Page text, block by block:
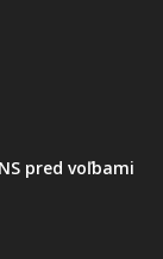
pred voľbami